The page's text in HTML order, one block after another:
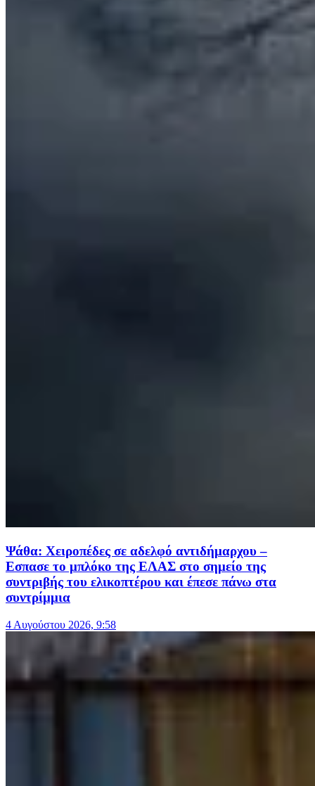
Ψάθα: Χειροπέδες σε αδελφό αντιδήμαρχου –
Εσπασε το μπλόκο της ΕΛΑΣ στο σημείο της
συντριβής του ελικοπτέρου και έπεσε πάνω στα
συντρίμμια
4 Αυγούστου 2026, 9:58